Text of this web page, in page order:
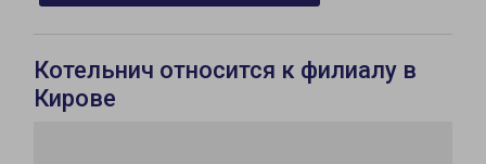
Котельнич относится к филиалу в
Кирове